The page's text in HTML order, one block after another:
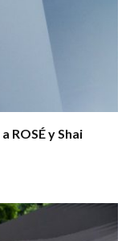
ROSÉ y Shai